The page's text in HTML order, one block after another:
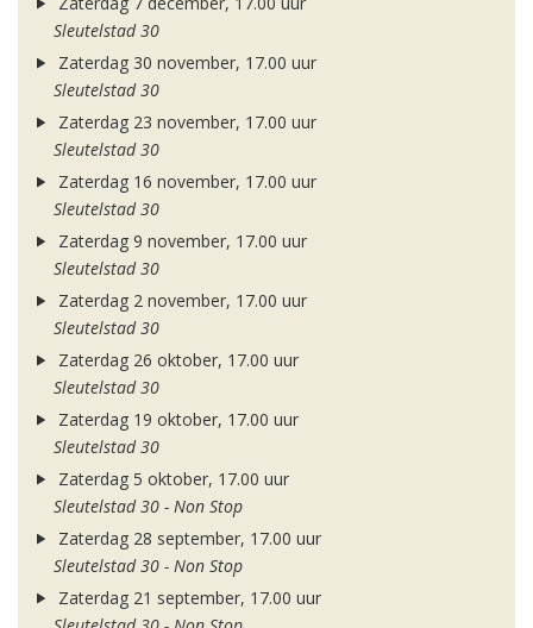
Sleutelstad 30
Zaterdag 30 november, 17.00 uur
Sleutelstad 30
Zaterdag 23 november, 17.00 uur
Sleutelstad 30
Zaterdag 16 november, 17.00 uur
Sleutelstad 30
Zaterdag 9 november, 17.00 uur
Sleutelstad 30
Zaterdag 2 november, 17.00 uur
Sleutelstad 30
Zaterdag 26 oktober, 17.00 uur
Sleutelstad 30
Zaterdag 19 oktober, 17.00 uur
Sleutelstad 30
Zaterdag 5 oktober, 17.00 uur
Sleutelstad 30 - Non Stop
Zaterdag 28 september, 17.00 uur
Sleutelstad 30 - Non Stop
Zaterdag 21 september, 17.00 uur